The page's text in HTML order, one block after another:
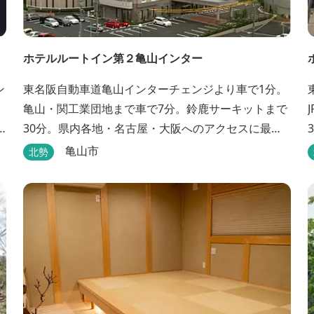
ホテルルートイン第２亀山インター
東名阪自動車道亀山インターチェンジより車で1分。
亀山・関工業団地まで車で7分。鈴鹿サーキットまで
30分。県内各地・名古屋・大阪へのアクセスに最
適。大浴場・無料駐車場完備。
北勢 亀山市